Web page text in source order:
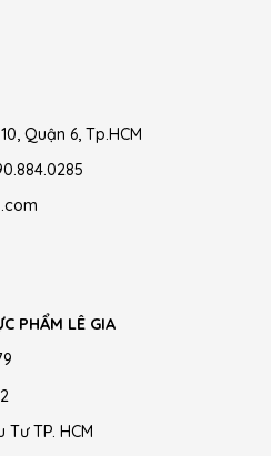
Quận 6, Tp.HCM
PHẨM LÊ GIA
TP. HCM